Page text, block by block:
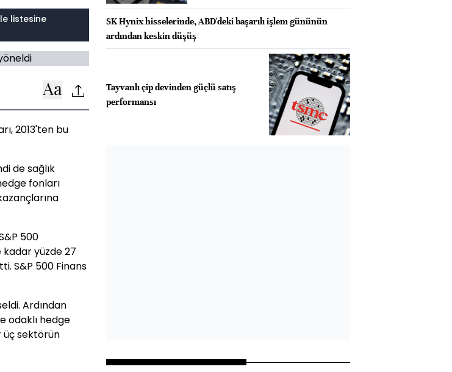
listesine
2013'ten bu
de sağlık
fonları
500
kadar yüzde 27
S&P 500 Finans
Ardından
odaklı hedge
üç sektörün
SK Hynix hisselerinde, ABD'deki başarılı işlem gününün
ardından keskin düşüş
Tayvanlı çip devinden güçlü satış
performansı